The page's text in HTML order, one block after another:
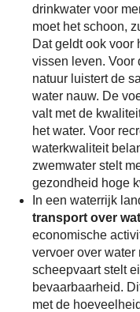
drinkwater voor
moet het schoon,
Dat geldt ook voor
vissen leven. Voor
natuur luistert de
water nauw. De
valt met de
het water. Voor
waterkwaliteit
zwemwater stelt
gezondheid hoge
In een waterrijk
transport over
economische
vervoer over
scheepvaart stelt
bevaarbaarheid.
met de